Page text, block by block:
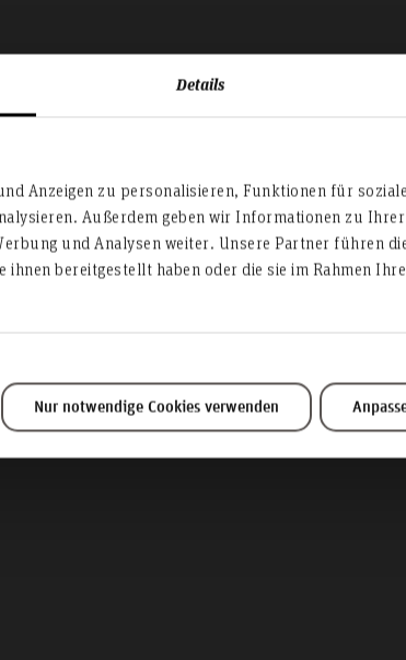
Details
Anzeigen zu personalisieren, Funktionen für
Außerdem geben wir Informationen zu
und Analysen weiter. Unsere Partner führen
ihnen bereitgestellt haben oder die sie im Rahmen
Nur notwendige Cookies verwenden